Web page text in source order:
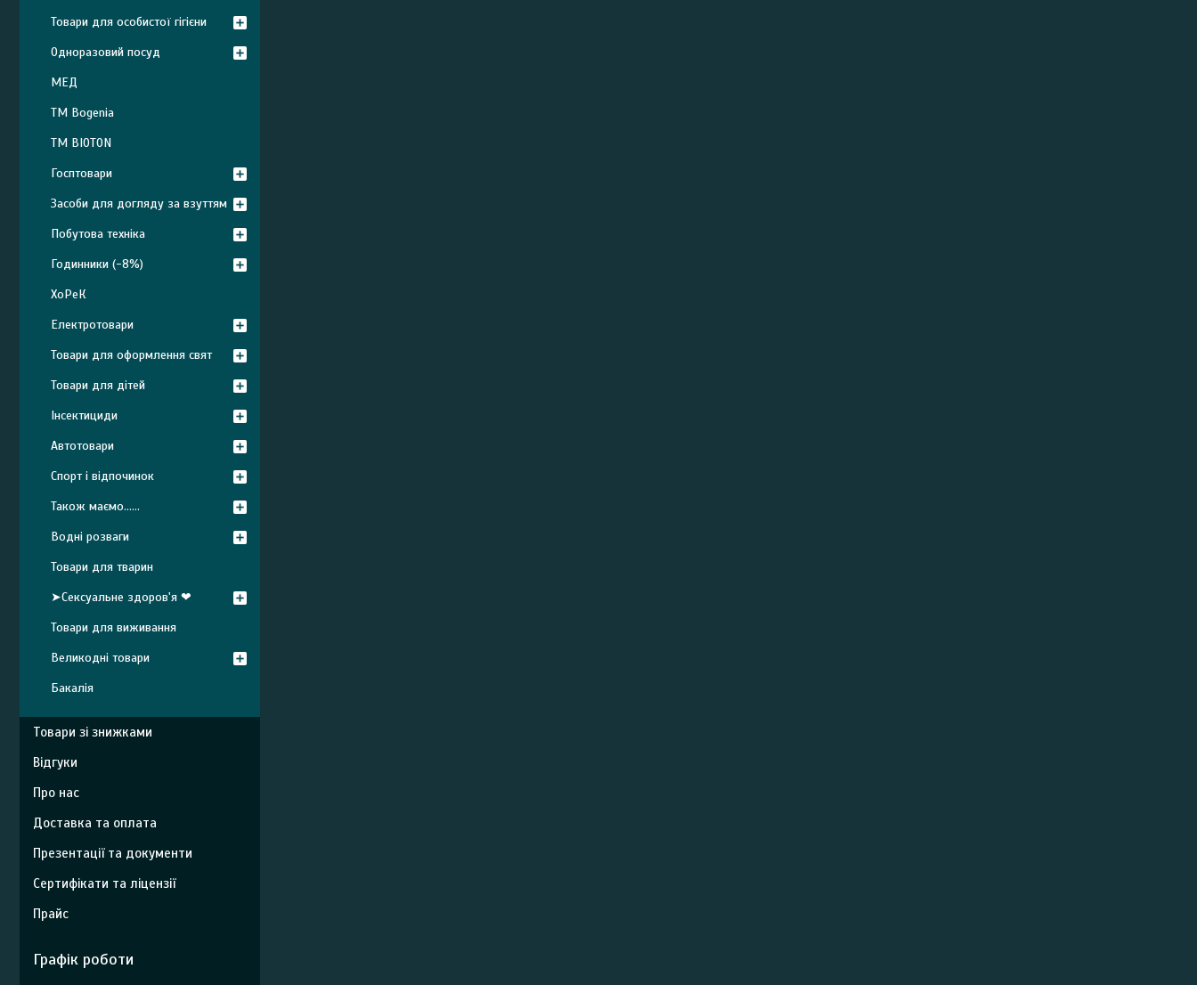
Товари для особистої гігієни
Одноразовий посуд
МЕД
ТМ Bogenia
ТМ BIOTON
Госптовари
Засоби для догляду за взуттям
Побутова техніка
Годинники (-8%)
ХоРеК
Електротовари
Товари для оформлення свят
Товари для дітей
Інсектициди
Автотовари
Спорт і відпочинок
Також маємо......
Водні розваги
Товари для тварин
➤Сексуальне здоров'я ❤
Товари для виживання
Великодні товари
Бакалія
Товари зі знижками
Відгуки
Про нас
Доставка та оплата
Презентації та документи
Сертифікати та ліцензії
Прайс
Графік роботи